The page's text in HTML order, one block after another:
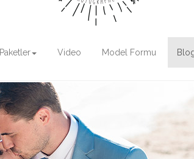
Paketler Video Model Formu